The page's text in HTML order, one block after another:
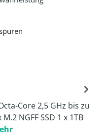
Core 2,5 GHz bis zu
NGFF SSD 1 x 1TB